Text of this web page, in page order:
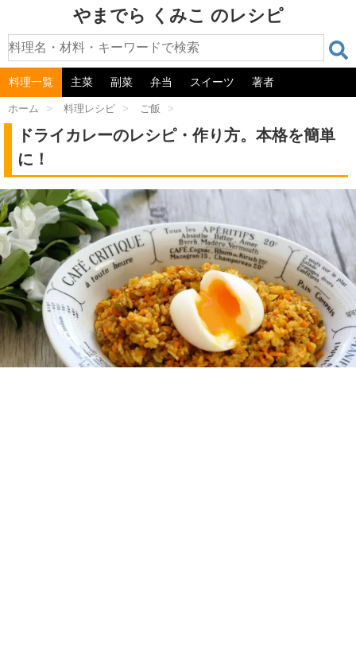
やまでら くみこ のレシピ
料理一覧 主菜 副菜 弁当 スイーツ 著者
ホーム > 料理レシピ > ご飯 >
ドライカレーのレシピ・作り方。本格を簡単
に！